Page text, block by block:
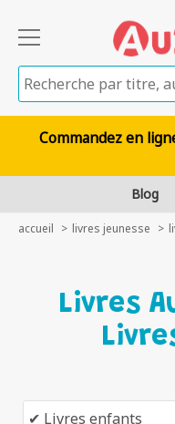
Commandez en
Blog
accueil livres jeunesse
Livres